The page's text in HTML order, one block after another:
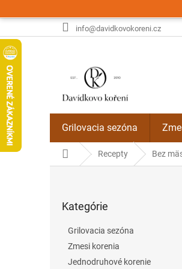
na
info@davidkovokoreni.cz
Grilovacia sezóna
DomovRecepty Bez
kategórie
Kategórie
Grilovacia sezóna
Zmesi korenia
Jednodruhové korenie